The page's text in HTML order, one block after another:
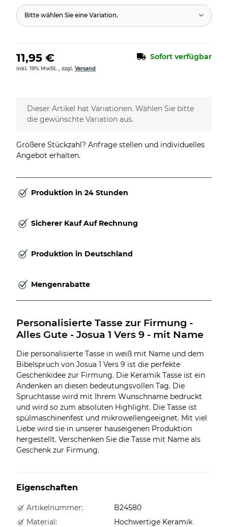
Bitte wählen Sie eine Variation.
11,95 € Sofort verfügbar
inkl. 19% MwSt. , zzgl. Versand
x
Dieser Artikel hat Variationen. Wählen Sie bitte
die gewünschte Variation aus.
Größere Stückzahl? Anfrage stellen und individuelles
Angebot erhalten.
Produktion in 24 Stunden
Sicherer Kauf Auf Rechnung
Produktion in Deutschland
Mengenrabatte
Personalisierte Tasse zur Firmung -
Alles Gute - Josua 1 Vers 9 - mit Name
Die personalisierte Tasse in weiß mit Name und dem
Bibelspruch von Josua 1 Vers 9 ist die perfekte
Geschenkidee zur Firmung. Die Keramik Tasse ist ein
Andenken an diesen bedeutungsvollen Tag. Die
Spruchtasse wird mit Ihrem Wunschname bedruckt
und wird so zum absoluten Highlight. Die Tasse ist
spülmaschinenfest und mikrowellengeeignet. Mit viel
Liebe wird sie in unserer hauseigenen Produktion
hergestellt. Verschenken Sie die Tasse mit Name als
Geschenk zur Firmung.
Eigenschaften
Artikelnummer:
B24580
Material:
Hochwertige Keramik